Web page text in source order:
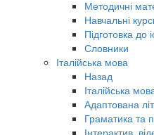
Методичні
Навчальні
Підготовка до
Словники
Італійська мова
Назад
Італійська
Адаптована
Граматика та
Інтерактив.